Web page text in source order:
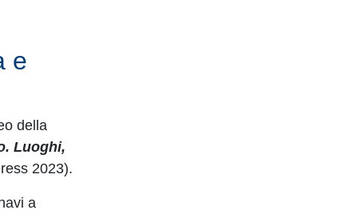
e
della
Luoghi,
2023).
a